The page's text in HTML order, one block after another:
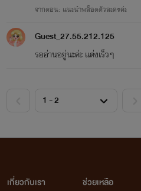
จากตอน: แนะนำพล็อตตัวละครค่ะ
Guest_27.55.212.125
รออ่านอยู่นะค่ะ แต่งเร็วๆ
เกี่ยวกับเรา
ช่วยเหลือ